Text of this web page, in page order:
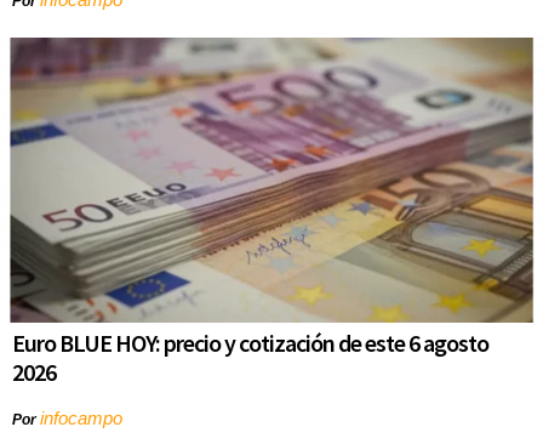
Euro BLUE HOY: precio y cotización de este 6 agosto
2026
Porinfocampo